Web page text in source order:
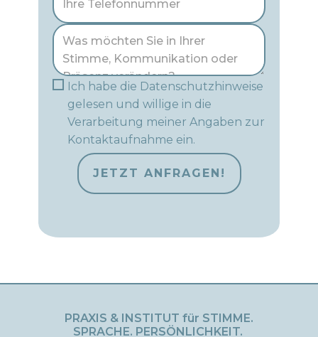
Ich habe die Datenschutzhinweise
gelesen und willige in die
Verarbeitung meiner Angaben zur
Kontaktaufnahme ein.
JETZT ANFRAGEN!
PRAXIS & INSTITUT für STIMME.
SPRACHE. PERSÖNLICHKEIT.